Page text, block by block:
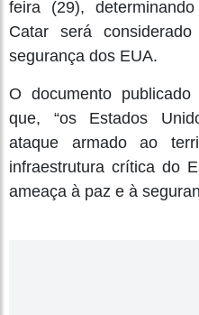
feira (29),
Catar será
segurança dos EUA.
O documento
que, “os Estados
ataque armado ao
infraestrutura crítica do
ameaça à paz e à